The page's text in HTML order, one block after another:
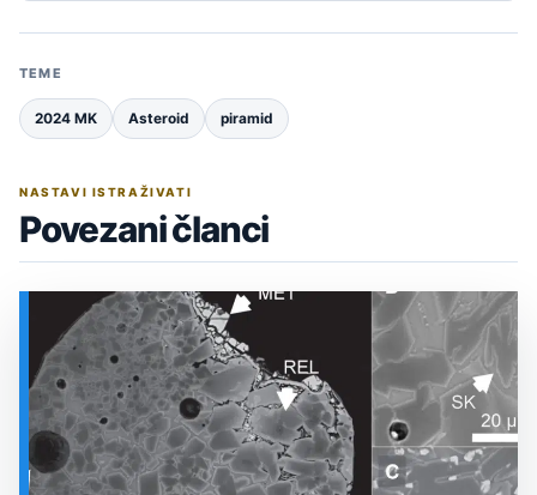
TEME
2024 MK Asteroid piramid
NASTAVI ISTRAŽIVATI
Povezani članci